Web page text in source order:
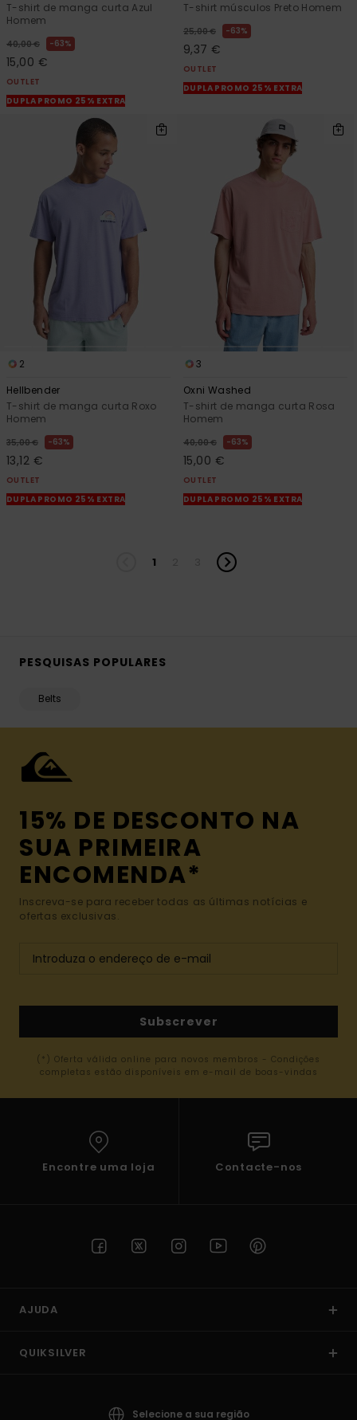
T-shirt de manga curta Azul
Homem
40,00 € 63%
15,00 €
OUTLET
DUPLA PROMO 25% EXTRA
T-shirt músculos Preto Homem
25,00 € 63%
9,37 €
OUTLET
DUPLA PROMO 25% EXTRA
2
Hellbender
T-shirt de manga curta Roxo
Homem
35,00 € 63%
13,12 €
OUTLET
DUPLA PROMO 25% EXTRA
3
Oxni Washed
T-shirt de manga curta Rosa
Homem
40,00 € 63%
15,00 €
OUTLET
DUPLA PROMO 25% EXTRA
1
PESQUISAS POPULARES
Belts
15% DE DESCONTO NA
SUA PRIMEIRA
ENCOMENDA*
Inscreva-se para receber todas as últimas notícias e
ofertas exclusivas.
Subscrever
(*) Oferta válida online para novos membros - Condições
completas estão disponíveis em e-mail de boas-vindas
Encontre uma loja Contacte-nos
AJUDA
QUIKSILVER
Selecione a sua região